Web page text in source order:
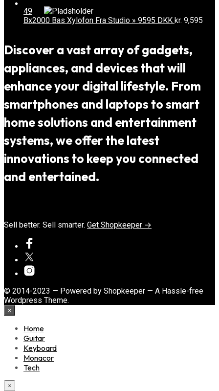
49
Bx2000 Bas Xylofon Fra Studio » 9595 DKK kr. 9,595
Discover a vast array of gadgets,
appliances, and devices that will
enhance your digital lifestyle. From
smartphones and laptops to smart
home solutions and entertainment
systems, we offer the latest
innovations to keep you connected
and entertained.
Sell better. Sell smarter. Get Shopkeeper →
© 2014-2023 — Powered by Shopkeeper — A Hassle-free
Wordpress Theme.
×
Home
Guitar
Keyboard
Monacor
Tech
×